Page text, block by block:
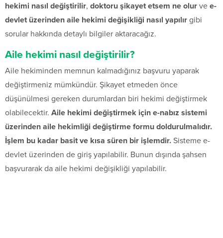
hekimi nasıl değiştirilir, doktoru şikayet etsem ne olur ve e-
devlet üzerinden aile hekimi değişikliği nasıl yapılır gibi
sorular hakkında detaylı bilgiler aktaracağız.
Aile hekimi nasıl değiştirilir?
Aile hekiminden memnun kalmadığınız başvuru yaparak
değiştirmeniz mümkündür. Şikayet etmeden önce
düşünülmesi gereken durumlardan biri hekimi değiştirmek
olabilecektir. Aile hekimi değiştirmek için e-nabız sistemi
üzerinden aile hekimliği değiştirme formu doldurulmalıdır.
İşlem bu kadar basit ve kısa süren bir işlemdir. Sisteme e-
devlet üzerinden de giriş yapılabilir. Bunun dışında şahsen
başvurarak da aile hekimi değişikliği yapılabilir.